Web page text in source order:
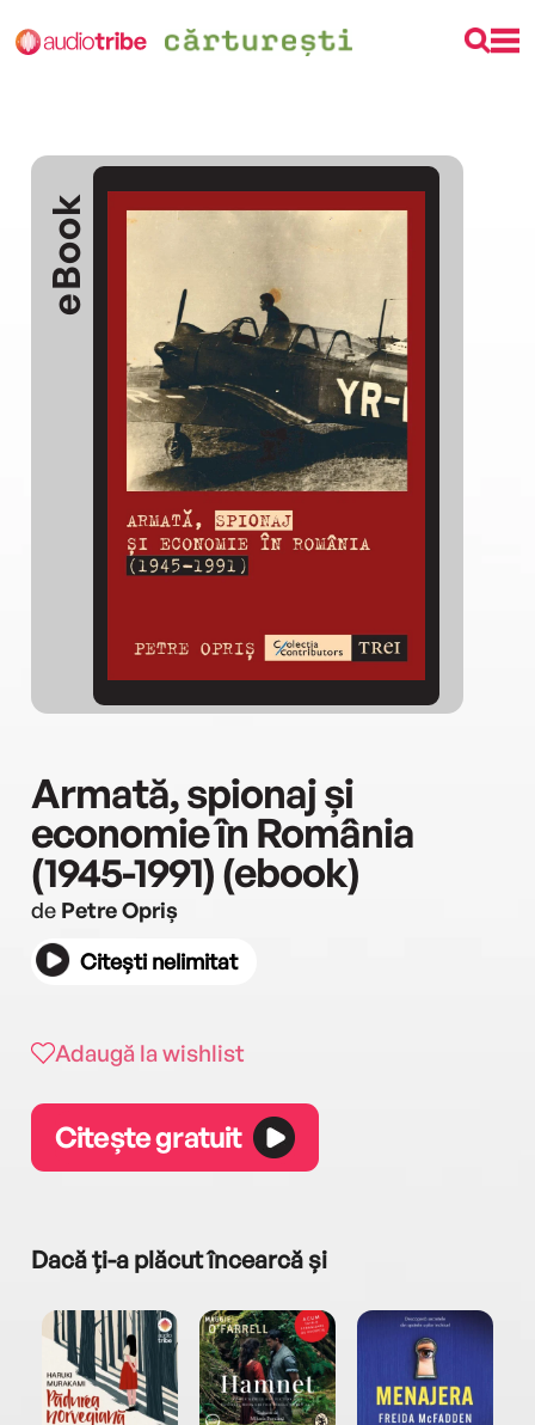
eBook
Armată, spionaj și
economie în România
(1945-1991) (ebook)
de Petre Opriș
Citești nelimitat
Adaugă la wishlist
Citește gratuit
Dacă ți-a plăcut încearcă și